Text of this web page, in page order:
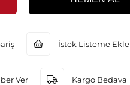
İstek Listeme Ekle
Ver Kargo Bedava